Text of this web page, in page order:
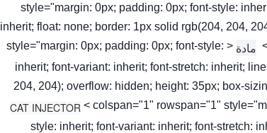
style="margin: 0px; padding: 0px; font-style:
inherit; float: none; border: 1px solid rgb(204, 204,
مادة
< style="margin: 0px; padding: 0px; font-style:
inherit; font-variant: inherit; font-stretch: inherit;
204, 204); overflow: hidden; height: 35px; box-
< colspan="1" rowspan="1"
style: inherit; font-variant: inherit; font-stretch: